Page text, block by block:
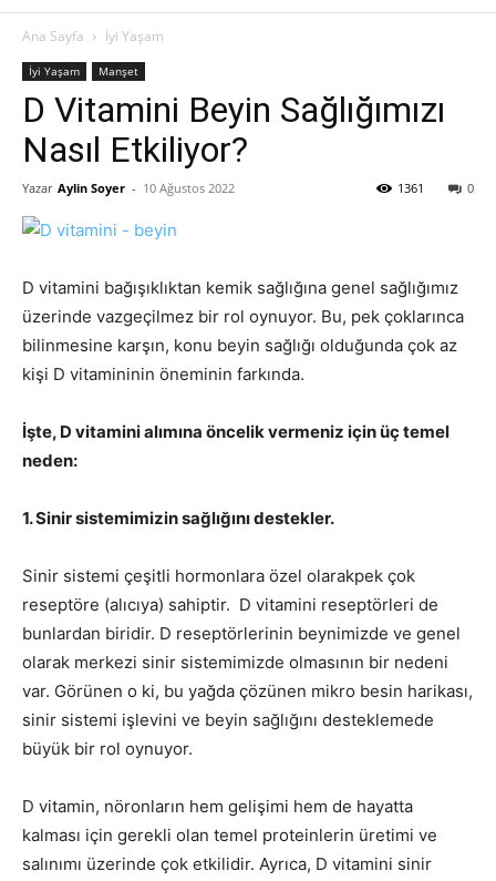
Ana Sayfa İyi Yaşam
İyi Yaşam Manşet
D Vitamini Beyin Sağlığımızı
Nasıl Etkiliyor?
Yazar Aylin Soyer - 10 Ağustos 2022 0
1361
D vitamini bağışıklıktan kemik sağlığına genel sağlığımız
üzerinde vazgeçilmez bir rol oynuyor. Bu, pek çoklarınca
bilinmesine karşın, konu beyin sağlığı olduğunda çok az
kişi D vitamininin öneminin farkında.
İşte, D vitamini alımına öncelik vermeniz için üç temel
neden:
1. Sinir sistemimizin sağlığını destekler.
Sinir sistemi çeşitli hormonlara özel olarakpek çok
reseptöre (alıcıya) sahiptir. D vitamini reseptörleri de
bunlardan biridir. D reseptörlerinin beynimizde ve genel
olarak merkezi sinir sistemimizde olmasının bir nedeni
var. Görünen o ki, bu yağda çözünen mikro besin harikası,
sinir sistemi işlevini ve beyin sağlığını desteklemede
büyük bir rol oynuyor.
D vitamin, nöronların hem gelişimi hem de hayatta
kalması için gerekli olan temel proteinlerin üretimi ve
salınımı üzerinde çok etkilidir. Ayrıca, D vitamini sinir